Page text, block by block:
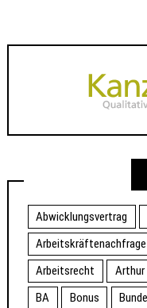
Abwicklungsvertrag
Arbeitskräftenachfrage
Arbeitsrecht
Arthur
BA
Bonus